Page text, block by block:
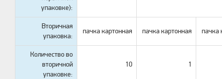
упаковке):
Вторичная
упаковка:
пачка картонная пачка картонная пачка
Количество во
вторичной
упаковке:
10 1